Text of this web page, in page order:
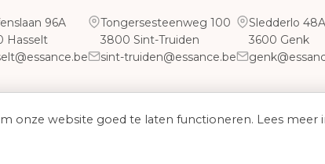
96A
Hasselt
Tongersesteenweg 100
3800 Sint-Truiden
sint-truiden@essance.be
Sledderlo 48A
3600 Genk
Algemene voorwaarden
Cookiebeleid
onze website goed te laten functioneren. Lees meer